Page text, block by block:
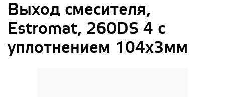
Выход смесителя,
Estromat, 260DS 4 с
уплотнением 104х3мм